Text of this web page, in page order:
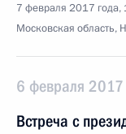
7 февраля 2017 года,
Московская область,
6 февраля 2017
Встреча с